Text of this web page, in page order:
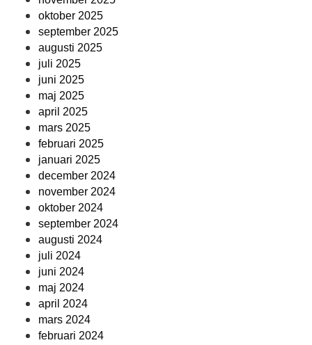
oktober 2025
september 2025
augusti 2025
juli 2025
juni 2025
maj 2025
april 2025
mars 2025
februari 2025
januari 2025
december 2024
november 2024
oktober 2024
september 2024
augusti 2024
juli 2024
juni 2024
maj 2024
april 2024
mars 2024
februari 2024